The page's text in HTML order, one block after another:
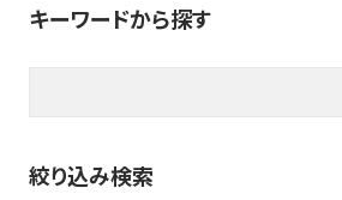
キーワードから探す
絞り込み検索